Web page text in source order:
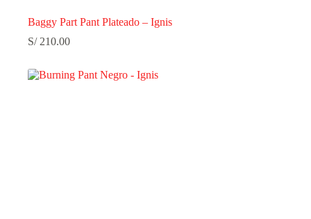
Baggy Part Pant Plateado – Ignis
S/210.00